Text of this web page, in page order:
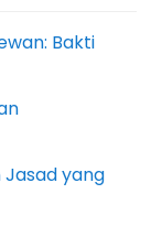
Bakti
Jasad yang